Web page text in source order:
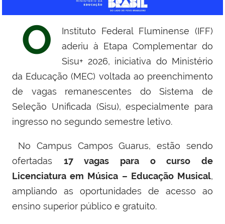
O
Instituto Federal Fluminense (IFF)
aderiu à Etapa Complementar do
Sisu+ 2026, iniciativa do Ministério
da Educação (MEC) voltada ao preenchimento
de vagas remanescentes do Sistema de
Seleção Unificada (Sisu), especialmente para
ingresso no segundo semestre letivo.
No Campus Campos Guarus, estão sendo
ofertadas 17 vagas para o curso de
Licenciatura em Música – Educação Musical,
ampliando as oportunidades de acesso ao
ensino superior público e gratuito.